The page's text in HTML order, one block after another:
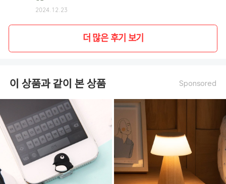
2024.12.23
더 많은 후기 보기
이 상품과 같이 본 상품 Sponsored